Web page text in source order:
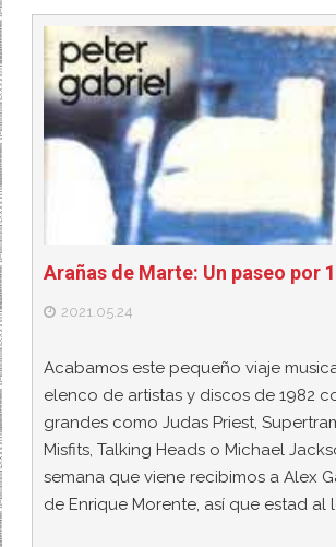
Arañas de Marte: Un paseo por
2021.05.24
Acabamos este pequeño viaje
elenco de artistas y discos de 1982
grandes como Judas Priest,
Misfits, Talking Heads o Michael
semana que viene recibimos a Alex
de Enrique Morente, así que estad al